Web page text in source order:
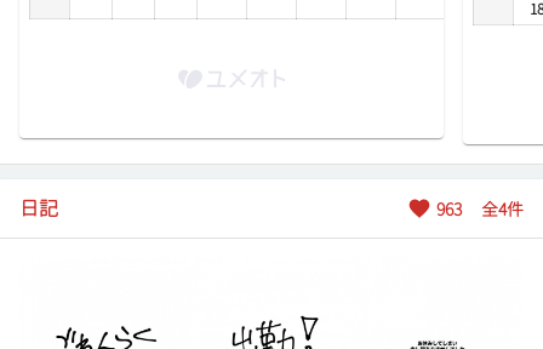
19:10
19:20
日記 963 全4件